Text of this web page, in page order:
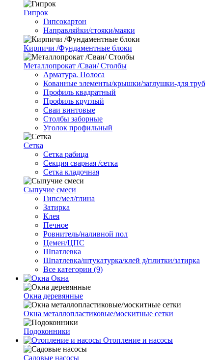
Гипрок
Гипсокартон
Направляйки/стояки/маяки
Кирпичи /Фундаментные блоки
Металлопрокат /Сваи/ Столбы
Арматура. Полоса
Кованные элементы/крышки/заглушки-для труб
Профиль квадратный
Профиль круглый
Сваи винтовые
Столбы заборные
Уголок профильный
Сетка
Cетка рабица
Секция сварная /сетка
Сетка кладочная
Сыпучие смеси
Гипс/мел/глина
Затирка
Клея
Печное
Ровнитель/наливной пол
Цемен/ЦПС
Шпатлевка
Шпатлевка/штукатурка/клей д/плитки/затирка
Все категории (9)
Окна
Окна деревянные
Окна металлопластиковые/москитные сетки
Подоконники
Отопление и насосы
Cадовые насосы